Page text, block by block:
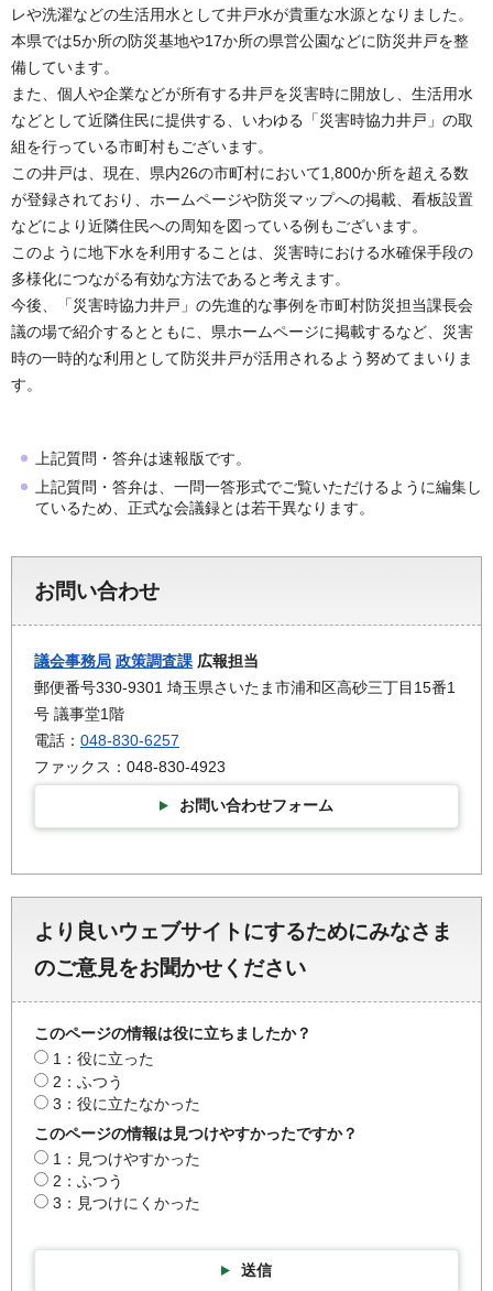
レや洗濯などの生活用水として井戸水が貴重な水源となりました。
本県では5か所の防災基地や17か所の県営公園などに防災井戸を整
備しています。
また、個人や企業などが所有する井戸を災害時に開放し、生活用水
などとして近隣住民に提供する、いわゆる「災害時協力井戸」の取
組を行っている市町村もございます。
この井戸は、現在、県内26の市町村において1,800か所を超える数
が登録されており、ホームページや防災マップへの掲載、看板設置
などにより近隣住民への周知を図っている例もございます。
このように地下水を利用することは、災害時における水確保手段の
多様化につながる有効な方法であると考えます。
今後、「災害時協力井戸」の先進的な事例を市町村防災担当課長会
議の場で紹介するとともに、県ホームページに掲載するなど、災害
時の一時的な利用として防災井戸が活用されるよう努めてまいりま
す。
上記質問・答弁は速報版です。
上記質問・答弁は、一問一答形式でご覧いただけるように編集し
ているため、正式な会議録とは若干異なります。
お問い合わせ
議会事務局 政策調査課 広報担当
郵便番号330-9301 埼玉県さいたま市浦和区高砂三丁目15番1
号 議事堂1階
電話： 048-830-6257
ファックス：048-830-4923
お問い合わせフォーム
より良いウェブサイトにするためにみなさま
のご意見をお聞かせください
このページの情報は役に立ちましたか？
1：役に立った
2：ふつう
3：役に立たなかった
このページの情報は見つけやすかったですか？
1：見つけやすかった
2：ふつう
3：見つけにくかった
送信